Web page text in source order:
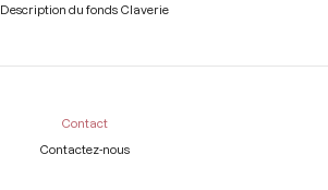
Description du fonds Claverie
Contact
Contactez-nous